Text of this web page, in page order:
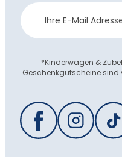
Newsletter
Anmeldung
*Kinderwägen &
Geschenkgutscheine sind